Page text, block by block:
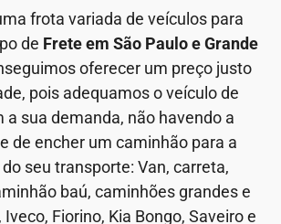
frota variada de veículos para
de Frete em São Paulo e Grande
oferecer um preço justo
pois adequamos o veículo de
a sua demanda, não havendo a
de encher um caminhão para a
seu transporte: Van, carreta,
baú, caminhões grandes e
Iveco, Fiorino, Kia Bongo, Saveiro e